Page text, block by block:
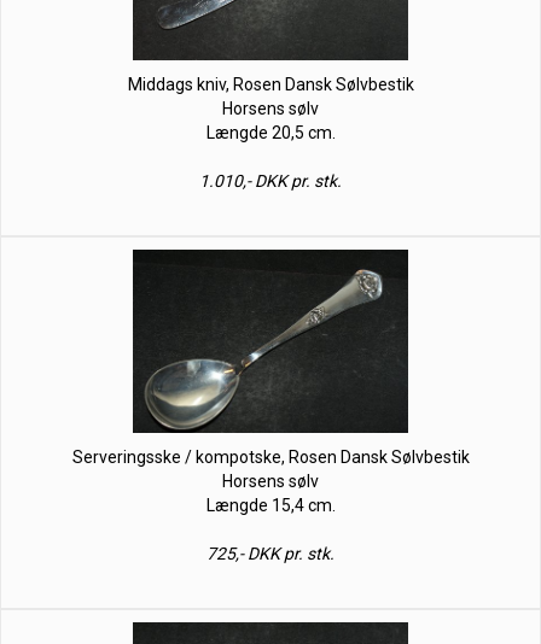
Middags kniv, Rosen Dansk Sølvbestik
Horsens sølv
Længde 20,5 cm.
1.010,- DKK pr. stk.
Serveringsske / kompotske, Rosen Dansk Sølvbestik
Horsens sølv
Længde 15,4 cm.
725,- DKK pr. stk.